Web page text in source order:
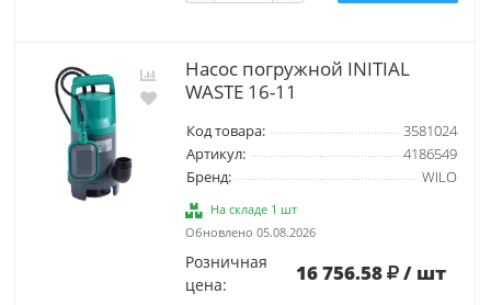
Насос погружной INITIAL
WASTE 16-11
Код товара:
3581024
Артикул:
4186549
Бренд:
WILO
На складе 1 шт
Обновлено 05.08.2026
Розничная
цена:
16 756.58 / шт